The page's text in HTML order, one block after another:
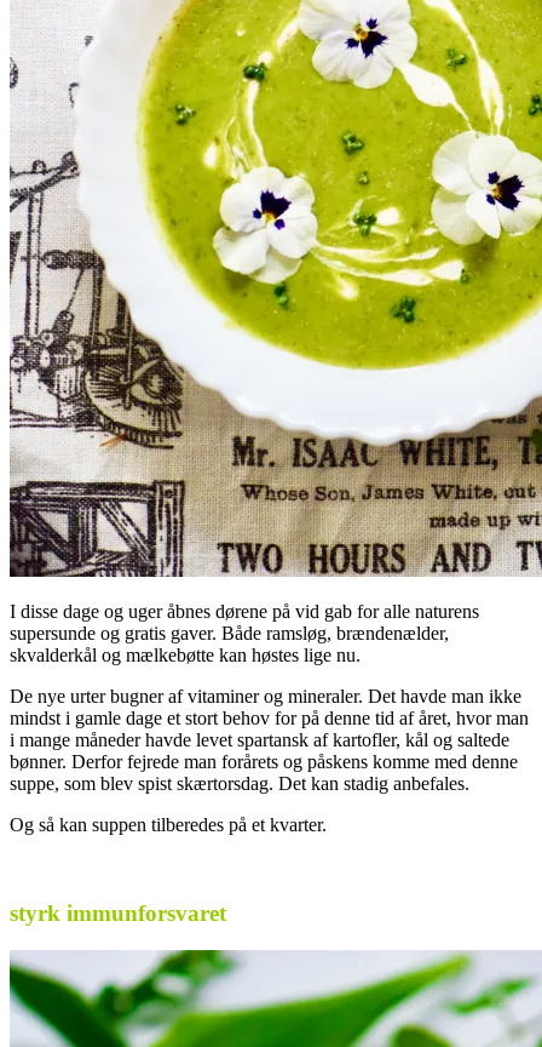
I disse dage og uger åbnes dørene på vid gab for alle naturens
supersunde og gratis gaver. Både ramsløg, brændenælder,
skvalderkål og mælkebøtte kan høstes lige nu.
De nye urter bugner af vitaminer og mineraler. Det havde man ikke
mindst i gamle dage et stort behov for på denne tid af året, hvor man
i mange måneder havde levet spartansk af kartofler, kål og saltede
bønner. Derfor fejrede man forårets og påskens komme med denne
suppe, som blev spist skærtorsdag. Det kan stadig anbefales.
Og så kan suppen tilberedes på et kvarter.
styrk immunforsvaret